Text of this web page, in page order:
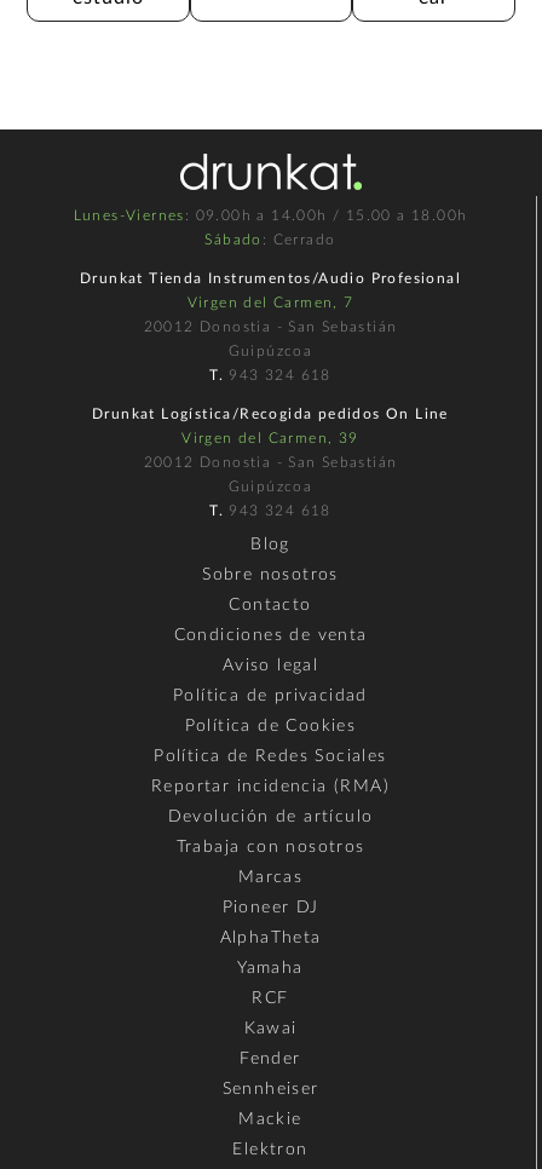
Lunes-Viernes : 09.00h a 14.00h / 15.00 a 18.00h
Sábado : Cerrado
Drunkat Tienda Instrumentos/Audio Profesional
Virgen del Carmen, 7
20012 Donostia - San Sebastián
Guipúzcoa
T. 943 324 618
Drunkat Logística/Recogida pedidos On Line
Virgen del Carmen, 39
20012 Donostia - San Sebastián
Guipúzcoa
T. 943 324 618
Blog
Sobre nosotros
Contacto
Condiciones de venta
Aviso legal
Política de privacidad
Política de Cookies
Política de Redes Sociales
Reportar incidencia (RMA)
Devolución de artículo
Trabaja con nosotros
Marcas
Pioneer DJ
AlphaTheta
Yamaha
RCF
Kawai
Fender
Sennheiser
Mackie
Elektron